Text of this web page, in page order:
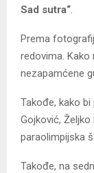
Sad sutra“.
Prema
redovima. Kako
nezapamćene
Takođe, kako
Gojković, Željko
paraolimpijska
Takođe, na